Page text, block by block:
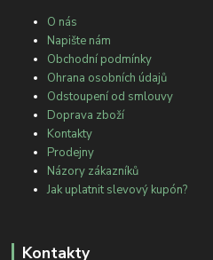
O nás
Napište nám
Obchodní podmínky
Ohrana osobních údajů
Odstoupení od smlouvy
Doprava zboží
Kontakty
Prodejny
Názory zákazníků
Jak uplatnit slevový kupón?
Kontakty